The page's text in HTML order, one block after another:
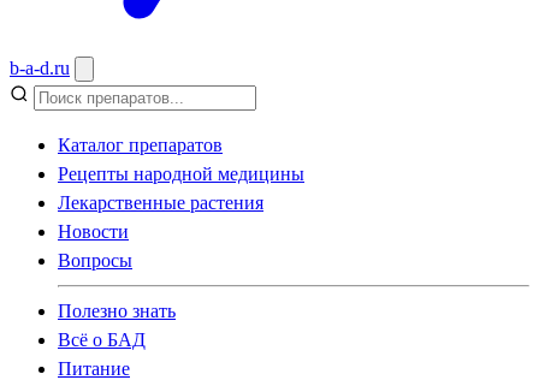
b-a-d.ru
Каталог препаратов
Рецепты народной медицины
Лекарственные растения
Новости
Вопросы
Полезно знать
Всё о БАД
Питание